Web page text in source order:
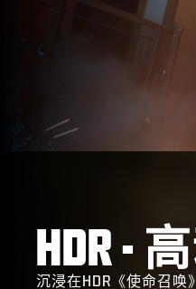
HDR -
沉浸在HDR《使命召